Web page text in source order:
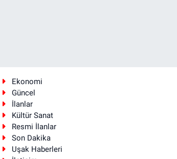
Ekonomi
Güncel
İlanlar
Kültür Sanat
Resmi İlanlar
Son Dakika
Uşak Haberleri